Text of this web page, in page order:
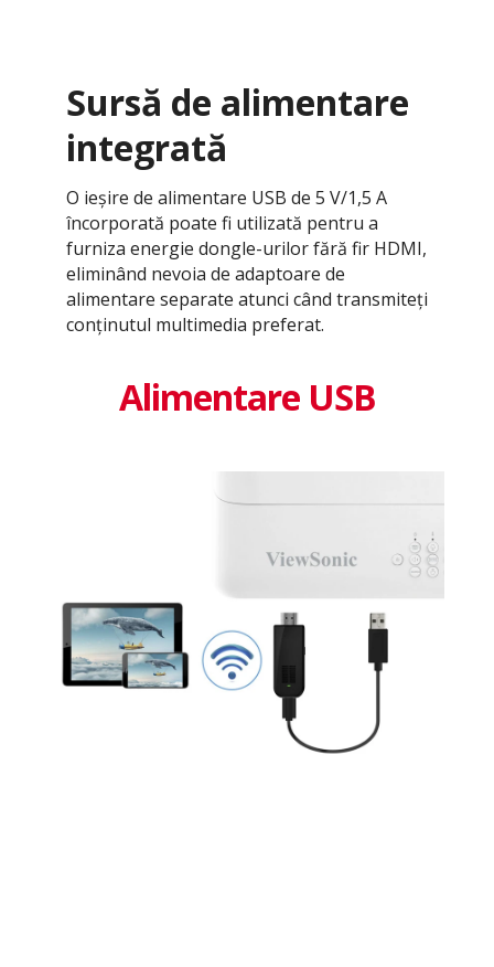
Sursă de alimentare
integrată
O ieșire de alimentare USB de 5 V/1,5 A
încorporată poate fi utilizată pentru a
furniza energie dongle-urilor fără fir HDMI,
eliminând nevoia de adaptoare de
alimentare separate atunci când transmiteți
conținutul multimedia preferat.
Alimentare USB